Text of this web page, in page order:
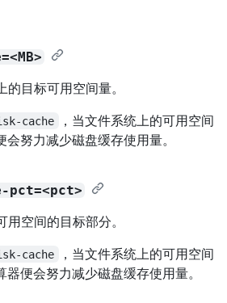
目标可用空间量。
cache
，当文件系统上的可用空间
努力减少磁盘缓存使用量。
空间的目标部分。
cache
，当文件系统上的可用空间
便会努力减少磁盘缓存使用量。